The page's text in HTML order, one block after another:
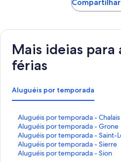
Mais ideias para
férias
Aluguéis por temporada
Aluguéis por temporada - Chalais
L
i
n
k
q
Aluguéis por temporada - Grone
L
i
n
k
Aluguéis por temporada - Saint-
L
i
n
Aluguéis por temporada - Sierre
L
iAluguéis por temporada - Sion
L